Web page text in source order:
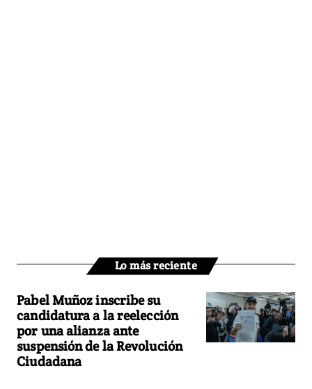
Lo más reciente
Pabel Muñoz inscribe su
candidatura a la reelección
por una alianza ante
suspensión de la Revolución
Ciudadana